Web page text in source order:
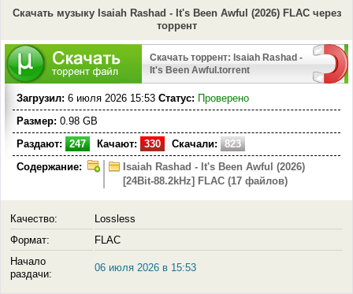
Скачать музыку Isaiah Rashad - It's Been Awful (2026) FLAC через
торрент
Скачать торрент: Isaiah Rashad -
It's Been Awful.torrent
Загрузил: 6 июля 2026 15:53 Статус: Проверено
Размер: 0.98 GB
Раздают:
247 Качают: 330 Скачали:
823
Содержание:
Isaiah Rashad - It's Been Awful (2026)
[24Bit-88.2kHz] FLAC (17 файлов)
Качество:
Lossless
Формат:
FLAC
Начало
раздачи:
06 июля 2026 в 15:53